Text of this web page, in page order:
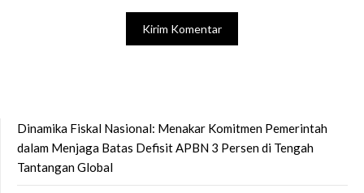
Dinamika Fiskal Nasional: Menakar Komitmen Pemerintah
dalam Menjaga Batas Defisit APBN 3 Persen di Tengah
Tantangan Global